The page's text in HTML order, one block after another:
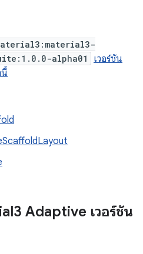
alpha01
เวอร์ชัน
Adaptive เวอร์ชัน